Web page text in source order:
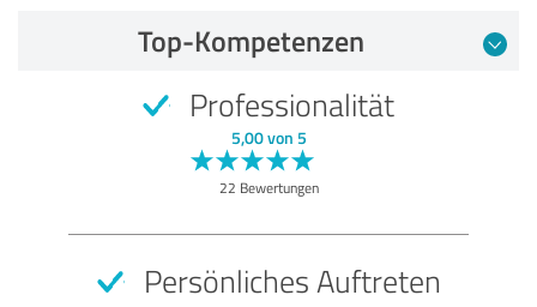
Top-Kompetenzen
Professionalität
5,00 von 5
22 Bewertungen
Persönliches Auftreten